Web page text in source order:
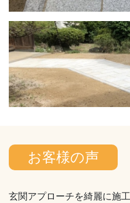
お客様の声
玄関アプローチを綺麗に施